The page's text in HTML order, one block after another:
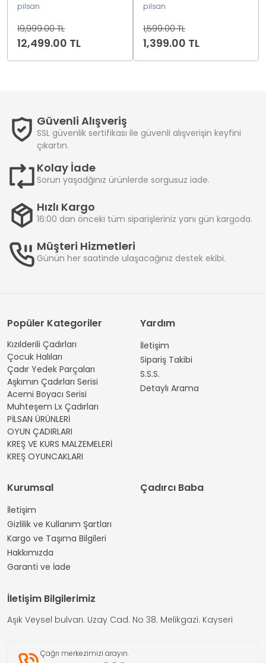
pilsan
19,999.00 TL
12,499.00 TL
pilsan
1,599.00 TL
1,399.00 TL
Güvenli Alışveriş
SSL güvenlik sertifikası ile güvenli alışverişin keyfini
çıkartın.
Kolay İade
Sorun yaşadğınız ürünlerde sorgusuz iade.
Hızlı Kargo
16:00 dan önceki tüm siparişleriniz yanı gün kargoda.
Müşteri Hizmetleri
Günün her saatinde ulaşacağınız destek ekibi.
Popüler Kategoriler
Kızılderili Çadırları
Çocuk Halıları
Çadır Yedek Parçaları
Aşkımın Çadırları Serisi
Acemi Boyacı Serisi
Muhteşem Lx Çadırları
PİLSAN ÜRÜNLERİ
OYUN ÇADIRLARI
KREŞ VE KURS MALZEMELERİ
KREŞ OYUNCAKLARI
Yardım
İletişim
Sipariş Takibi
S.S.S.
Detaylı Arama
Kurumsal
İletişim
Gizlilik ve Kullanım Şartları
Kargo ve Taşıma Bilgileri
Hakkımızda
Garanti ve İade
Çadırcı Baba
İletişim Bilgilerimiz
Aşık Veysel bulvarı. Uzay Cad. No 38. Melikgazi. Kayseri
Çağrı merkezimizi arayın.